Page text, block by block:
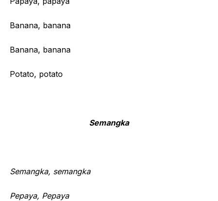
Banana, banana
Banana, banana
Potato, potato
Semangka
Semangka, semangka
Pepaya, Pepaya